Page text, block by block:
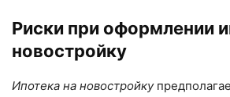
Риски при оформлении
новостройку
Ипотека на новостройку